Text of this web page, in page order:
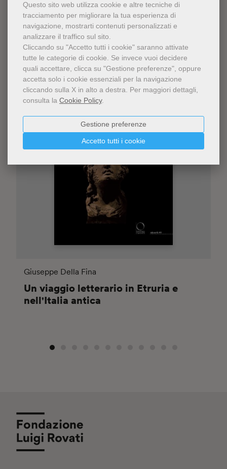
Questo sito web utilizza cookie e altre tecniche di
tracciamento per migliorare la tua esperienza di
navigazione, mostrarti contenuti personalizzati e
analizzare il traffico sul sito.
Cliccando su "Accetto tutti i cookie" saranno attivate
tutte le categorie di cookie. Se invece vuoi decidere
quali accettare, clicca su "Gestione preferenze", oppure
accetta solo i cookie essenziali per la navigazione
cliccando sulla X in alto a destra. Per maggiori dettagli,
consulta la Cookie Policy.
Accetto tutti i cookie
Gestione preferenze
Ti potrebbe interessare
anche
Giuseppe Della Fina
Un viaggio letterario in Etruria e
nell'Italia antica